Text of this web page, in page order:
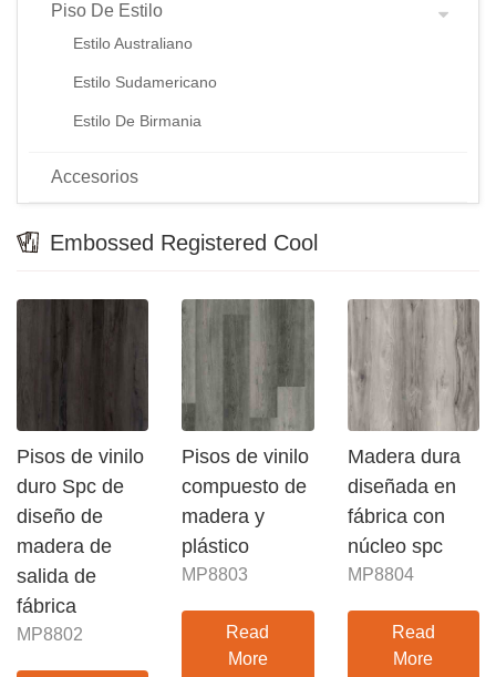
Piso De Estilo
Estilo Australiano
Estilo Sudamericano
Estilo De Birmania
Accesorios
Embossed Registered Cool
Pisos de vinilo
duro Spc de
diseño de
madera de
salida de
fábrica
MP8802
Pisos de vinilo
compuesto de
madera y
plástico
MP8803
Read
More
Madera dura
diseñada en
fábrica con
núcleo spc
MP8804
Read
More